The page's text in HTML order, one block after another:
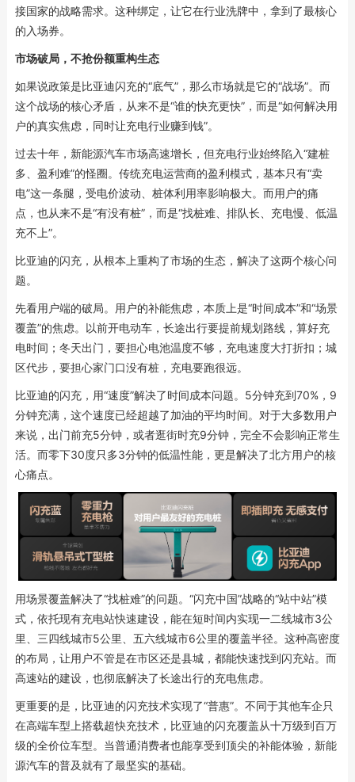
接国家的战略需求。这种绑定，让它在行业洗牌中，拿到了最核心
的入场券。
市场破局，不抢份额重构生态
如果说政策是比亚迪闪充的“底气”，那么市场就是它的“战场”。而
这个战场的核心矛盾，从来不是“谁的快充更快”，而是“如何解决用
户的真实焦虑，同时让充电行业赚到钱”。
过去十年，新能源汽车市场高速增长，但充电行业始终陷入“建桩
多、盈利难”的怪圈。传统充电运营商的盈利模式，基本只有“卖
电”这一条腿，受电价波动、桩体利用率影响极大。而用户的痛
点，也从来不是“有没有桩”，而是“找桩难、排队长、充电慢、低温
充不上”。
比亚迪的闪充，从根本上重构了市场的生态，解决了这两个核心问
题。
先看用户端的破局。用户的补能焦虑，本质上是“时间成本”和“场景
覆盖”的焦虑。以前开电动车，长途出行要提前规划路线，算好充
电时间；冬天出门，要担心电池温度不够，充电速度大打折扣；城
区代步，要担心家门口没有桩，充电要跑很远。
比亚迪的闪充，用“速度”解决了时间成本问题。5分钟充到70%，9
分钟充满，这个速度已经超越了加油的平均时间。对于大多数用户
来说，出门前充5分钟，或者逛街时充9分钟，完全不会影响正常生
活。而零下30度只多3分钟的低温性能，更是解决了北方用户的核
心痛点。
用场景覆盖解决了“找桩难”的问题。“闪充中国”战略的“站中站”模
式，依托现有充电站快速建设，能在短时间内实现一二线城市3公
里、三四线城市5公里、五六线城市6公里的覆盖半径。这种高密度
的布局，让用户不管是在市区还是县城，都能快速找到闪充站。而
高速站的建设，也彻底解决了长途出行的充电焦虑。
更重要的是，比亚迪的闪充技术实现了“普惠”。不同于其他车企只
在高端车型上搭载超快充技术，比亚迪的闪充覆盖从十万级到百万
级的全价位车型。当普通消费者也能享受到顶尖的补能体验，新能
源汽车的普及就有了最坚实的基础。